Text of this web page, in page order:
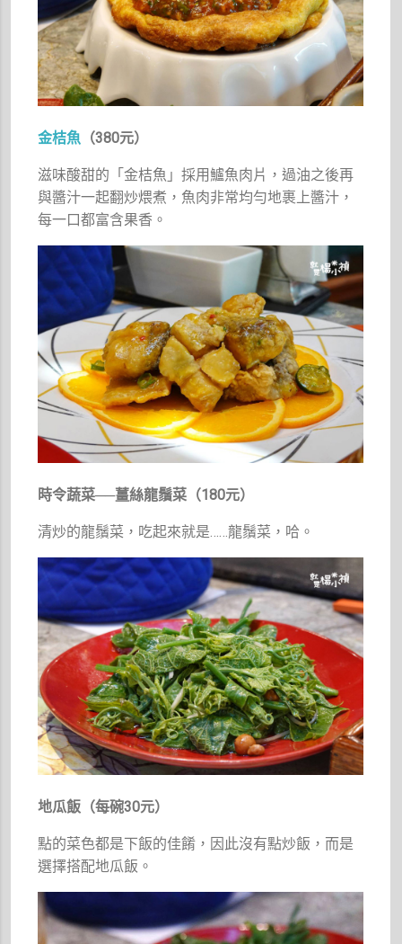
金桔魚 （380元）
滋味酸甜的「金桔魚」採用鱸魚肉片，過油之後再
與醬汁一起翻炒煨煮，魚肉非常均勻地裹上醬汁，
每一口都富含果香。
時令蔬菜──薑絲龍鬚菜（180元）
清炒的龍鬚菜，吃起來就是……龍鬚菜，哈。
地瓜飯（每碗30元）
點的菜色都是下飯的佳餚，因此沒有點炒飯，而是
選擇搭配地瓜飯。